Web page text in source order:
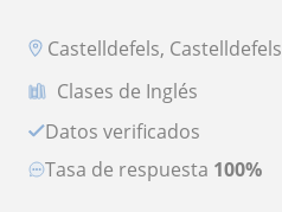
Castelldefels, Castelldefels
Clases de Inglés
Datos verificados
Tasa de respuesta 100%